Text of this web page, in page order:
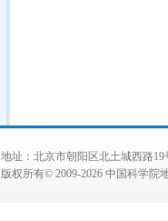
地址：北京市朝阳区北土城西路
版权所有© 2009-2026 中国科学院